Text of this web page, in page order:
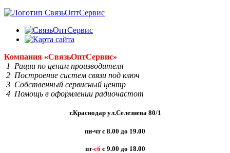
Компания «СвязьОптСервис»
1 Рации по ценам производителя
2 Построение систем связи под ключ
3 Собственный сервисный центр
4 Помощь в оформлении радиочастот
г.Краснодар ул.Селезнева 80/1
пн-чт с 8.00 до 19.00
пт-сб с 9.00 до 18.00